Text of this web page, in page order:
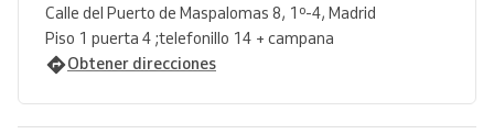
Calle del Puerto de Maspalomas 8, 1º-4, Madrid
Piso 1 puerta 4 ;telefonillo 14 + campana
Obtener direcciones